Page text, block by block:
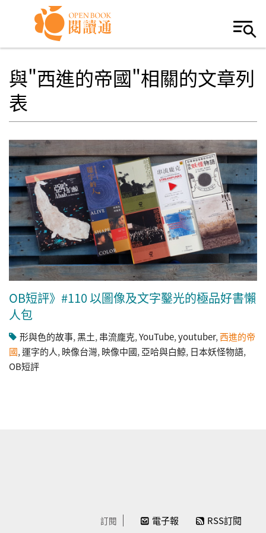
Skip to navigation
移至主內容
與"西進的帝國"相關的文章列
表
OB短評》#110 以圖像及文字鑿光的極品好書懶
人包
形與色的故事,黑土, 串流龐克,YouTube,youtuber,西進的帝
國,運字的人, 映像台灣, 映像中國, 亞哈與白鯨, 日本妖怪物語,
OB短評
訂閱 電子報 RSS訂閱